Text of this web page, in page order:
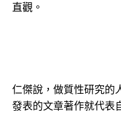
直觀。
仁傑說，做質性研究的
發表的文章著作就代表